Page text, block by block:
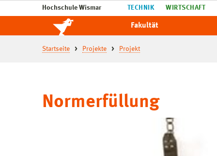
Hochschule Wismar TECHNIK WIRTSCHAFT
Fakultät
Startseite Projekte Projekt
Normerfüllung